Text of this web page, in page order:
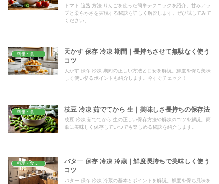
トマト 追熟 方法 りんごを使った簡単テクニックを紹介。甘みアッ
プと柔らかさを実現する秘訣を詳しく解説します。ぜひ試してみて
ください。
料理・食材保存
天かす 保存 冷凍 期間｜長持ちさせて無駄なく使う
コツ
天かす 保存 冷凍 期間の正しい方法と目安を解説。鮮度を保ち美味
しく使い切るポイントも紹介します。今すぐチェック！
料理・食材保存 枝豆 冷凍 茹でてから 生｜美味しさ長持ちの保存法
枝豆 冷凍 茹でてから 生の正しい保存方法や解凍のコツを解説。簡
単に美味しく保存していつでも楽しめる秘訣を紹介します。
バター 保存 冷凍 冷蔵｜鮮度長持ちで美味しく使う
コツ
バター 保存 冷凍 冷蔵の基本とポイントを解説。鮮度を保ち風味を